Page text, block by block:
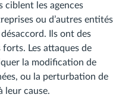
ciblent les agences
ou d’autres entités
Ils ont des
Les attaques de
la modification de
ou la perturbation de
leur cause.